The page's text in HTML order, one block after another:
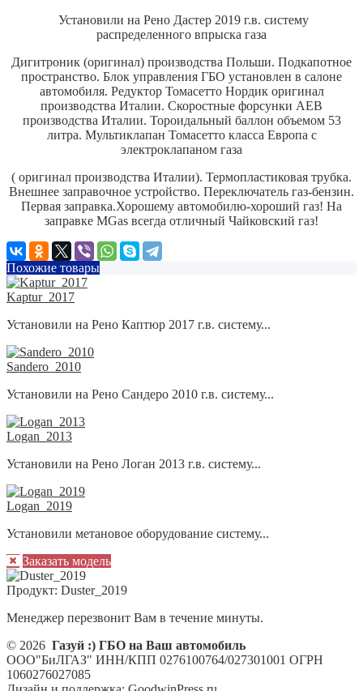
Установили на Рено Дастер 2019 г.в. систему
распределенного впрыска газа
Дигитроник (оригинал) производства Польши. Подкапотное
пространство. Блок управления ГБО установлен в салоне
автомобиля. Редуктор Томасетто Нордик оригинал
производства Италии. Скоростные форсунки AEB
производства Италии. Тороидальный баллон объемом 53
литра. Мультиклапан Томасетто класса Европа с
электроклапаном газа
( оригинал производства Италии). Термопластиковая трубка.
Внешнее заправочное устройство. Переключатель газ-бензин.
Первая заправка.Хорошему автомобилю-хороший газ! На
заправке MGas всегда отличный Чайковский газ!
Похожие товары
Kaptur_2017
Установили на Рено Каптюр 2017 г.в. систему...
Sandero_2010
Установили на Рено Сандеро 2010 г.в. систему...
Logan_2013
Установили на Рено Логан 2013 г.в. систему...
Logan_2019
Установили метановое оборудование систему...
Заказать модель
Продукт: Duster_2019
Менеджер перезвонит Вам в течение минуты.
© 2026 Газуй :) ГБО на Ваш автомобиль
ООО"БиЛГАЗ" ИНН/КПП 0276100764/027301001 ОГРН
1060276027085